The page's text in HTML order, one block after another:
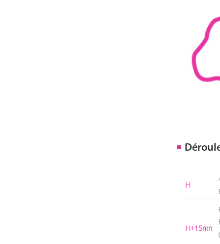
H
H+15mn